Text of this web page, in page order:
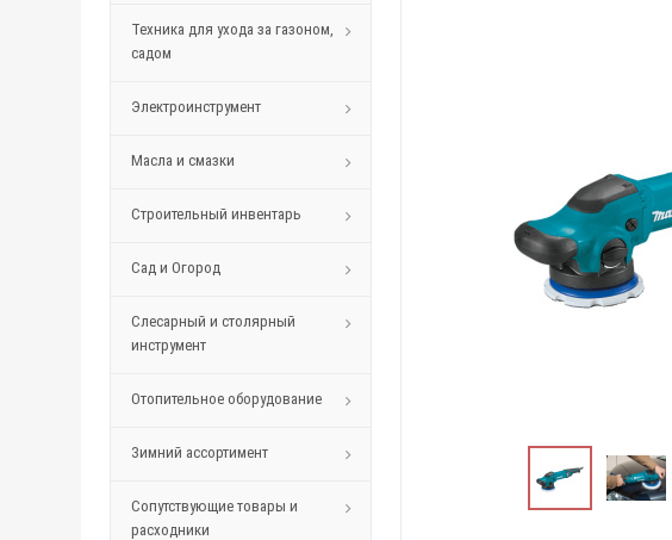
Техника для ухода за газоном,
садом
Электроинструмент
Масла и смазки
Строительный инвентарь
Сад и Огород
Слесарный и столярный
инструмент
Отопительное оборудование
Зимний ассортимент
Сопутствующие товары и
расходники